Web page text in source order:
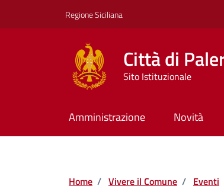
Regione Siciliana
Città di
Sito Istituzionale
Amministrazione Novità
Home / Vivere il Comune / Eventi